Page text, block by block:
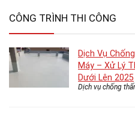
CÔNG TRÌNH THI CÔNG
Dịch Vụ
Máy – Xử Lý
Dưới Lên 2025
Dịch vụ chống